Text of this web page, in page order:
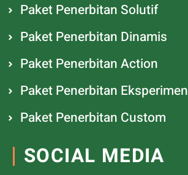
Paket Penerbitan Solutif
Paket Penerbitan Dinamis
Paket Penerbitan Action
Paket Penerbitan Eksperimen
Paket Penerbitan Custom
SOCIAL MEDIA